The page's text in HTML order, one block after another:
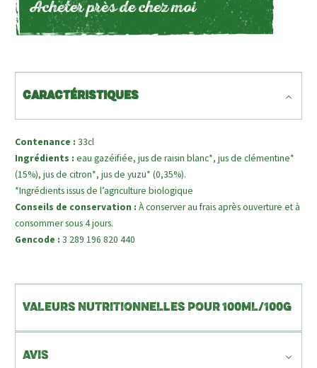
Acheter près de chez moi
CARACTÉRISTIQUES
Contenance : 33cl
Ingrédients : eau gazéifiée, jus de raisin blanc*, jus de clémentine*
(15%), jus de citron*, jus de yuzu* (0,35%).
*Ingrédients issus de l’agriculture biologique
Conseils de conservation : À conserver au frais après ouverture et à
consommer sous 4 jours.
Gencode : 3 289 196 820 440
VALEURS NUTRITIONNELLES POUR 100ML/100G
AVIS